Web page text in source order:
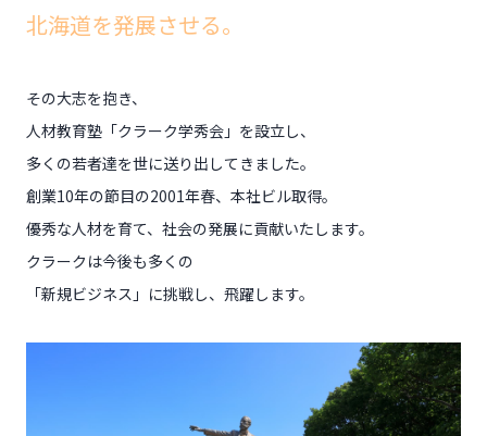
北海道を発展させる。
その大志を抱き、
人材教育塾「クラーク学秀会」を設立し、
多くの若者達を世に送り出してきました。
創業10年の節目の2001年春、本社ビル取得。
優秀な人材を育て、社会の発展に貢献いたします。
クラークは今後も多くの
「新規ビジネス」に挑戦し、飛躍します。